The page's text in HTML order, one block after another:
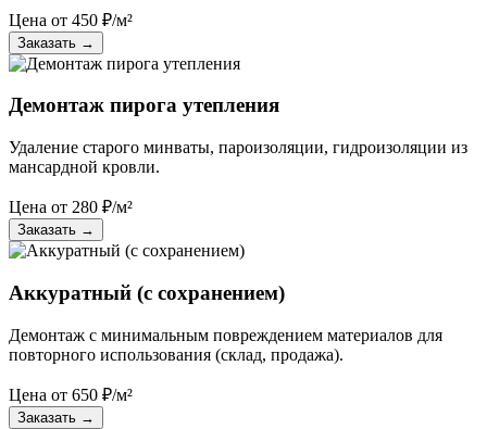
Цена от 450 ₽/м²
Заказать →
Демонтаж пирога утепления
Удаление старого минваты, пароизоляции, гидроизоляции из
мансардной кровли.
Цена от 280 ₽/м²
Заказать →
Аккуратный (с сохранением)
Демонтаж с минимальным повреждением материалов для
повторного использования (склад, продажа).
Цена от 650 ₽/м²
Заказать →